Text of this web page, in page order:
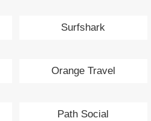
Surfshark
Orange Travel
Path Social